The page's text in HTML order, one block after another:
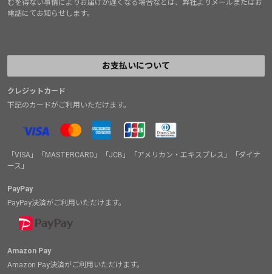
むを得ない事情によりお届けが遅くなる場合などは、弊社よりメールまたはお
電話にてお知らせします。
お支払いについて
クレジットカード
下記のカードがご利用いただけます。
「VISA」「MASTERCARD」「JCB」「アメリカン・エキスプレス」「ダイナ
ース」
PayPay
PayPay決済がご利用いただけます。
Amazon Pay
Amazon Pay決済がご利用いただけます。